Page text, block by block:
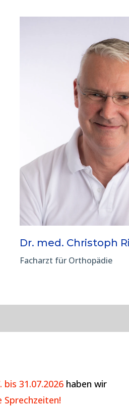
Dr. med. Christoph
Facharzt für Orthopädie
bis 31.07.2026 haben wir
Sprechzeiten!